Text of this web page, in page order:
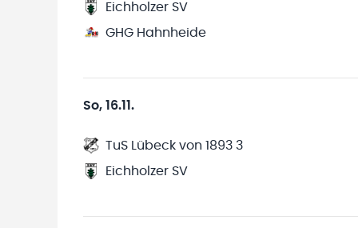
Eichholzer SV
GHG Hahnheide
So, 16.11.
TuS Lübeck von 1893 3
Eichholzer SV